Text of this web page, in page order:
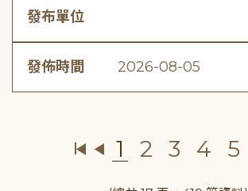
發布單位
發佈時間 2026-08-05
1 2 3 4 5